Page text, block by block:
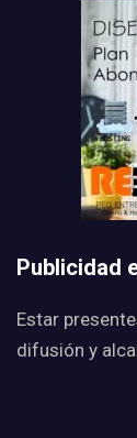
Publicidad
Estar
difusión y